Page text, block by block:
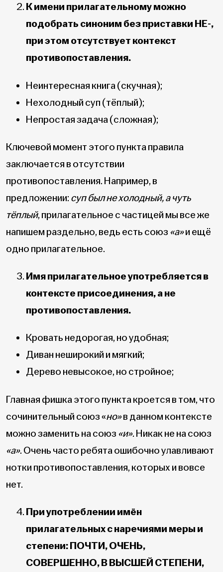
К имени прилагательному можно
подобрать синоним без приставки НЕ-,
при этом отсутствует контекст
противопоставления.
Неинтересная книга (скучная);
Нехолодный суп (тёплый);
Непростая задача (сложная);
Ключевой момент этого пункта правила
заключается в отсутствии
противопоставления. Например, в
предложении: суп был не холодный, а чуть
тёплый, прилагательное с частицей мы все же
напишем раздельно, ведь есть союз «а»и ещё
одно прилагательное.
Имя прилагательное употребляется в
контексте присоединения, а не
противопоставления.
Кровать недорогая, но удобная;
Диван неширокий и мягкий;
Дерево невысокое, но стройное;
Главная фишка этого пункта кроется в том, что
сочинительный союз «но»в данном контексте
можно заменить на союз «и». Никак не на союз
«а». Очень часто ребята ошибочно улавливают
нотки противопоставления, которых и вовсе
нет.
При употреблении имён
прилагательных с наречиями меры и
степени: ПОЧТИ, ОЧЕНЬ,
СОВЕРШЕННО, В ВЫСШЕЙ СТЕПЕНИ,